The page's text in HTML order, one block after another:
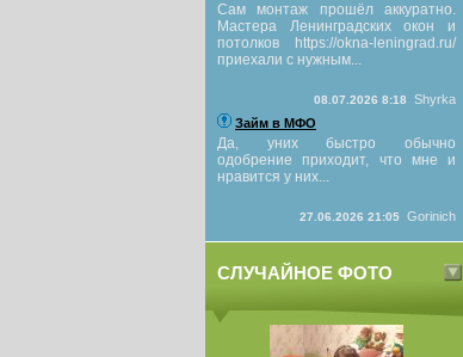
Сам монтаж прошёл аккуратно.
Мастера Ленинградских окон и
потолков https://okna-leningrad.ru/
приехали с нужным...
08.07.2026 8:18
Shyrka
Займ в МФО
Да, уних быстро обычно
одобрение приходит, что мне и
нравится у них...
27.06.2026 21:05 Gorinich
СЛУЧАЙНОЕ ФОТО